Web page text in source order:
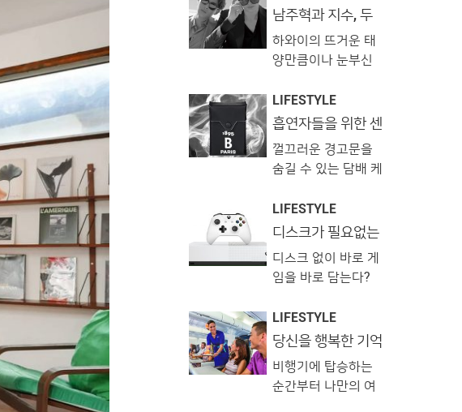
프로그램을 추천합
도, 테마도 내 마음대
로! 부담 없이 취미
요. 1. 남의집 프로젝
트 @naamezip 남
의 집 거실에서 취향
을 나누는 ‘남의집 프
한 취향을 가진 집주
인의 거실에 방문해
공통된 주제로 교감
하며 시간을 보내는
것인데요. 고품격 오
호스트의 거실에서
음악을 감상하기도
�
남주혁과 지수, 두
하와이
하와이의 뜨거운 태
양만큼이나 눈부신
두 남자. 몇 년 전 함
께 출연한 드라마에
룬 그들은 어느덧 발
맞춰 길을 걷는 아름
있습니다. 연예계 대
표 브로맨스를 보여
주는 남주혁과 지수
가 하와이로 떠났습
자유로운 분위기를
만끽하는 멋진 두 배
우를 <레옹> 카메라
에 담았습니다. (지
수) 선글라스 ‘윌로
LIFESTYLE
흡연자들을 위한 센
껄끄러운 경고문을
숨길 수 있는 담배 케
이스, 그리고 우아한
휴대용 재떨이까지.
각적이고 센스 넘치
는 아이템들을 모아
드2 │ 아이콘 시가
렛 홀더 ‘ICON’ 로고
가 더해진 실리콘 소
재의 시가렛 홀더 75
LIFESTYLE
디스크가 필요없는
디지털 에디션’
디스크 없이 바로 게
임을 바로 담는다?
혁명적인 게임 콘
솔 ‘엑스 박스 원 S
마이크로소프트가
지난 16일(현지 시
LIFESTYLE
당신을 행복한 기억
안 항공
비행기에 탑승하는
순간부터 나만의 여